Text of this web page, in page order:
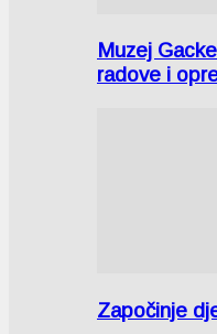
Muzej
radove i
Započinje